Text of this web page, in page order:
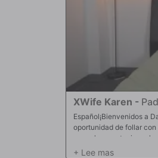
XWife Karen -
Español¡Bienvenidos a
oportunidad de follar
normales que tuvieron
de eso, trajimos a Peter